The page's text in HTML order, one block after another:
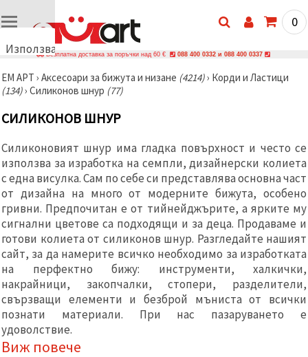
Използваме
🍪
Използваме
и подобни
технологии,
осигурим
правилната
работа на
сайта, да
подобрим
изживяване
и, с твое
съгласие,
да
анализираме
трафика и
да
показваме
по-
релевантно
и реклами,
включително
0
Безплатна доставка за поръчки над 60 € 088 400 0332 и 088 400 0337
ЕМ АРТ › Аксесоари за бижута и низане (4214)› Корди и Ластици
(134)› Силиконов шнур (77)
СИЛИКОНОВ ШНУР
Силиконовият шнур има гладка повърхност и често се
използва за изработка на семпли, дизайнерски колиета
с една висулка. Сам по себе си представлява основна част
от дизайна на много от модерните бижута, особено
гривни. Предпочитан е от тийнейджърите, а ярките му
сигнални цветове са подходящи и за деца. Продаваме и
готови колиета от силиконов шнур. Разгледайте нашият
сайт, за да намерите всичко необходимо за изработката
на перфектно бижу: инструменти, халкички,
накрайници, закопчалки, стопери, разделители,
свързващи елементи и безброй мъниста от всички
познати материали. При нас пазаруването е
удоволствие.
Виж повече